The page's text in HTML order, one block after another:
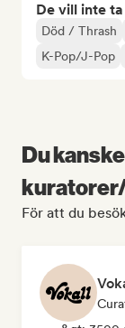
De vill inte
Död / Thrash
K-Pop/J-Pop
Du
För att du